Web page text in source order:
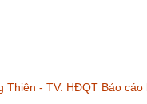
Thiên - TV. HĐQT Báo